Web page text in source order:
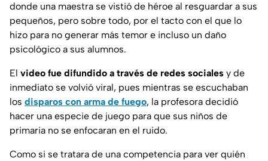
donde una maestra se vistió de héroe al resguardar a sus
pequeños, pero sobre todo, por el tacto con el que lo
hizo para no generar más temor e incluso un daño
psicológico a sus alumnos.
El video fue difundido a través de redes sociales y de
inmediato se volvió viral, pues mientras se escuchaban
los disparos con arma de fuego, la profesora decidió
hacer una especie de juego para que sus niños de
primaria no se enfocaran en el ruido.
Como si se tratara de una competencia para ver quién